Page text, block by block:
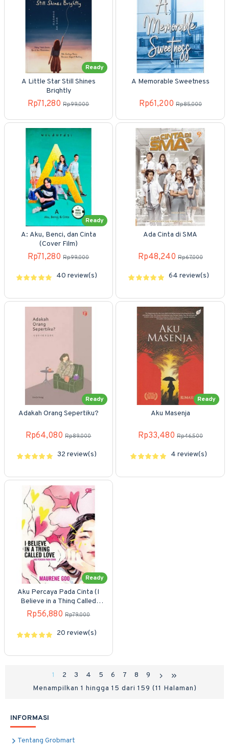
Ready
A Little Star Still Shines
Brightly
Rp71,280 Rp99,000
A Memorable Sweetness
Rp61,200 Rp85,000
Ready
A: Aku, Benci, dan Cinta
(Cover Film)
Rp71,280 Rp99,000
40 review(s)
Ada Cinta di SMA
Rp48,240 Rp67,000
64 review(s)
Ready
Adakah Orang Sepertiku?
Rp64,080 Rp89,000
32 review(s)
Ready
Aku Masenja
Rp33,480 Rp46,500
4 review(s)
Ready
Aku Percaya Pada Cinta (I
Believe in a Thing Called
Love)
Rp56,880 Rp79,000
20 review(s)
1 2 3 4 5 6 7 8
9
Menampilkan 1 hingga 15 dari 159 (11 Halaman)
INFORMASI
Tentang Grobmart